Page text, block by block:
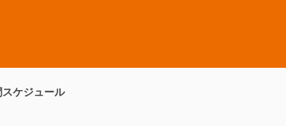
ケジュール